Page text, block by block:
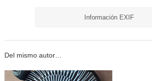
Información EXIF
Del mismo autor…